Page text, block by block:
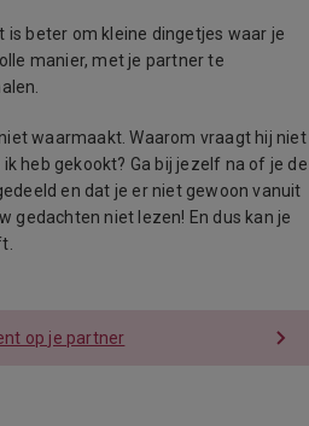
is beter om kleine dingetjes waar je
manier, met je partner te
waarmaakt. Waarom vraagt hij niet
heb gekookt? Ga bij jezelf na of je de
en dat je er niet gewoon vanuit
gedachten niet lezen! En dus kan je
op je partner